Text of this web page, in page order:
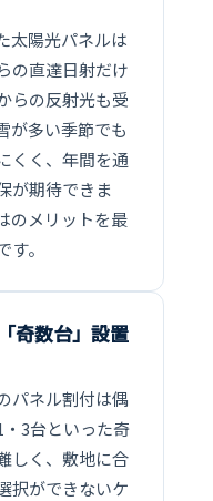
太陽光パネルは
の直達日射だけ
らの反射光も受
が多い季節でも
くく、年間を通
が期待できま
のメリットを最
。
奇数台」設置
パネル割付は偶
3台といった奇
しく、敷地に合
択ができないケ